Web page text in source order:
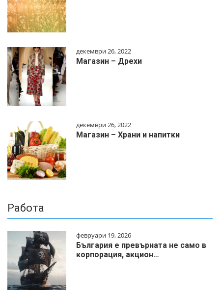
декември 26, 2022
Магазин – Дрехи
декември 26, 2022
Магазин – Храни и напитки
Работа
февруари 19, 2026
България е превърната не само в
корпорация, акцион…